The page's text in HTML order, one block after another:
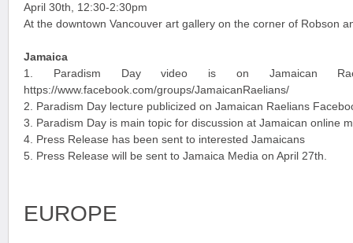
April 30th, 12:30-2:30pm
At the downtown Vancouver art gallery on the corner of Robson
Jamaica
1. Paradism Day video is on Jamaican
https://www.facebook.com/groups/JamaicanRaelians/
2. Paradism Day lecture publicized on Jamaican Raelians
3. Paradism Day is main topic for discussion at Jamaican online
4. Press Release has been sent to interested Jamaicans
5. Press Release will be sent to Jamaica Media on April 27th.
EUROPE